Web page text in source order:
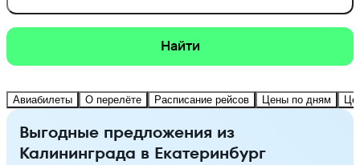
Найти
Авиабилеты О перелёте Расписание рейсов Цены по дням
Выгодные предложения из
Калининграда в Екатеринбург